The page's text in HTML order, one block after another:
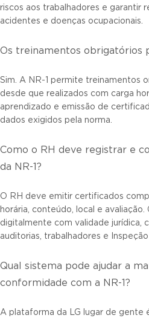
riscos aos trabalhadores e garantir
acidentes e doenças ocupacionais.
Os treinamentos obrigatórios
Sim. A NR-1 permite treinamentos
desde que realizados com carga
aprendizado e emissão de
dados exigidos pela norma.
Como o RH deve registrar e
da NR-1?
O RH deve emitir certificados
horária, conteúdo, local e
digitalmente com validade jurídica,
auditorias, trabalhadores e
Qual sistema pode ajudar a
conformidade com a NR-1?
A plataforma da LG lugar de gente